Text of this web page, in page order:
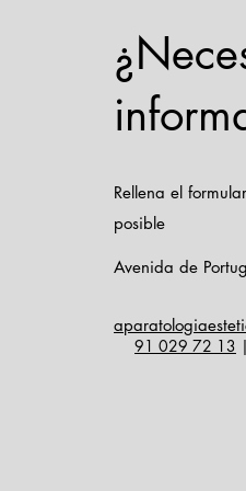
Rellena el
posible
Avenida de
91 029 72 13 |